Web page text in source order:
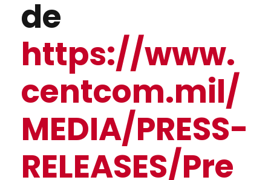
de
https://www.
centcom.mil/
MEDIA/PRESS-
RELEASES/Pre